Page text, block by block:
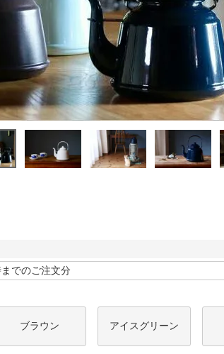
ブラウン アイスグリーン